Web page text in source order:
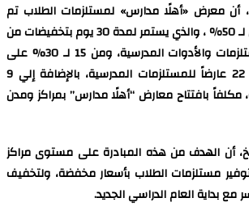
أن معرض «أهلًا مدارس» لمستلزمات الطلاب تم
افتتاحه بتخفيضات تصل لـ 50٪؜ ، والذي يستمر لمدة 30 يوم بتخفيضات من
15 لـ 50% على المستلزمات والأدوات المدرسية، ومن 15 لـ 30% على
السلع الغذائية، ويضم 22 عارضاً للمستلزمات المدرسية، بالإضافة إلي 9
مكلفاً بافتتاح معارض “أهلًا مدارس” بمراكز ومدن
أن الهدف من هذه المبادرة على مستوى مراكز
مستلزمات الطلاب بأسعار مخفضة، ولتخفيف
بداية العام الدراسي الجديد.